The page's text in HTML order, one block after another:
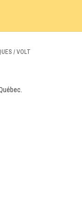
/VOLT